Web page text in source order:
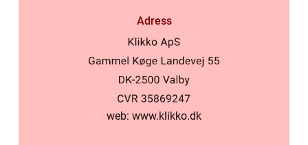
Adress
web: www.klikko.dk